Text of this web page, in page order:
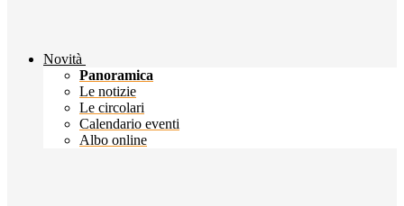
Novità
Panoramica
Le notizie
Le circolari
Calendario eventi
Albo online